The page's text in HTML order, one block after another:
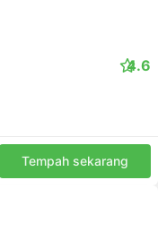
4.6
Tempah sekarang